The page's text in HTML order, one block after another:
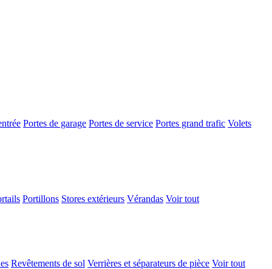
Portes de garage Portes de service Portes grand trafic Volets
Portillons Stores extérieurs Vérandas Voir tout
Revêtements de sol Verrières et séparateurs de pièce Voir tout